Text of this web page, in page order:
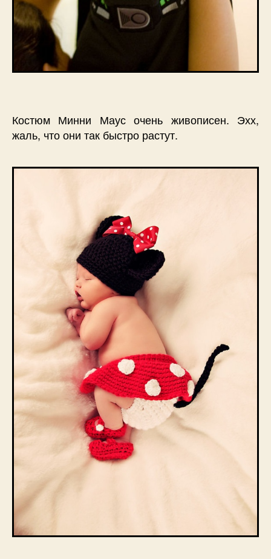
Костюм Минни Маус очень живописен. Эхх,
жаль, что они так быстро растут.